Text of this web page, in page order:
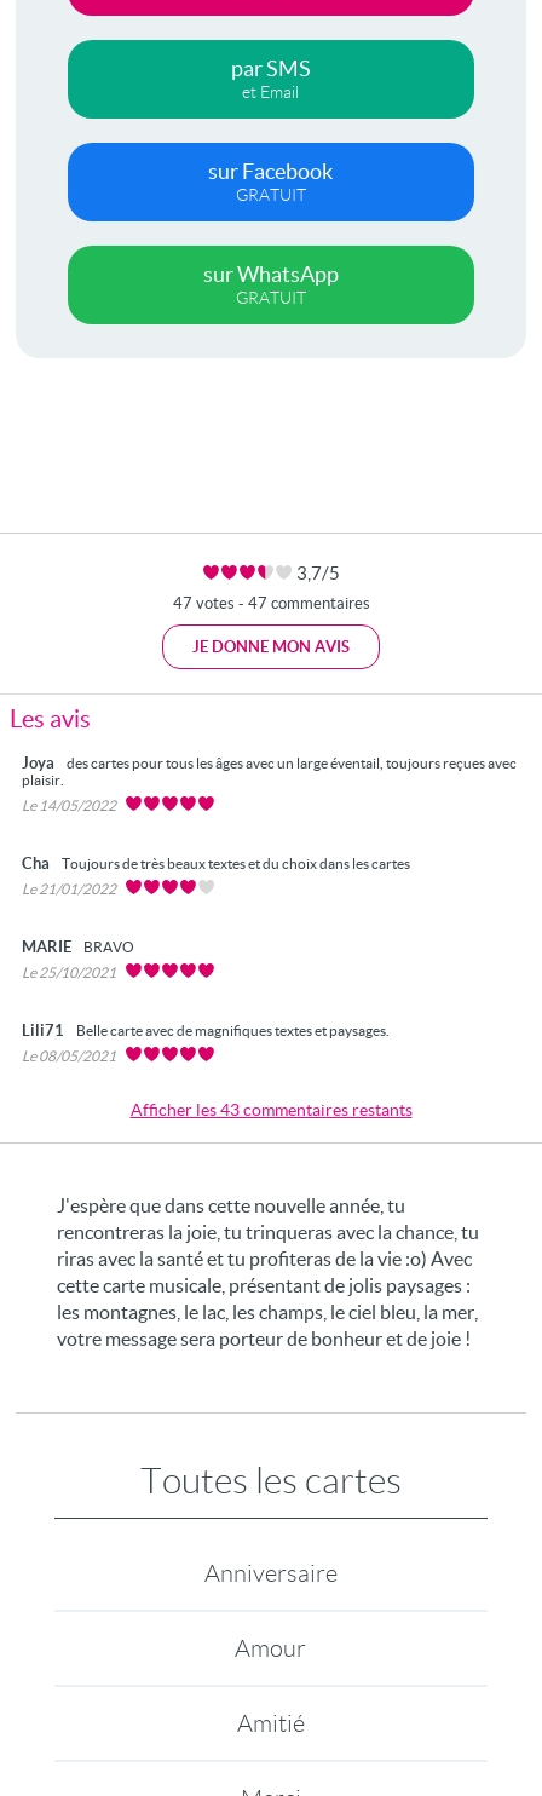
par SMS
et Email
sur Facebook
GRATUIT
sur WhatsApp
GRATUIT
3,7/5
47 votes - 47 commentaires
JE DONNE MON AVIS
Les avis
Joya
des cartes pour tous les âges avec un large éventail, toujours reçues avec
plaisir.
Le 14/05/2022
Cha
Toujours de très beaux textes et du choix dans les cartes
Le 21/01/2022
MARIE
BRAVO
Le 25/10/2021
Lili71
Belle carte avec de magnifiques textes et paysages.
Le 08/05/2021
Afficher les 43 commentaires restants
J'espère que dans cette nouvelle année, tu
rencontreras la joie, tu trinqueras avec la chance, tu
riras avec la santé et tu profiteras de la vie :o) Avec
cette carte musicale, présentant de jolis paysages :
les montagnes, le lac, les champs, le ciel bleu, la mer,
votre message sera porteur de bonheur et de joie !
Toutes les cartes
Anniversaire
Amour
Amitié